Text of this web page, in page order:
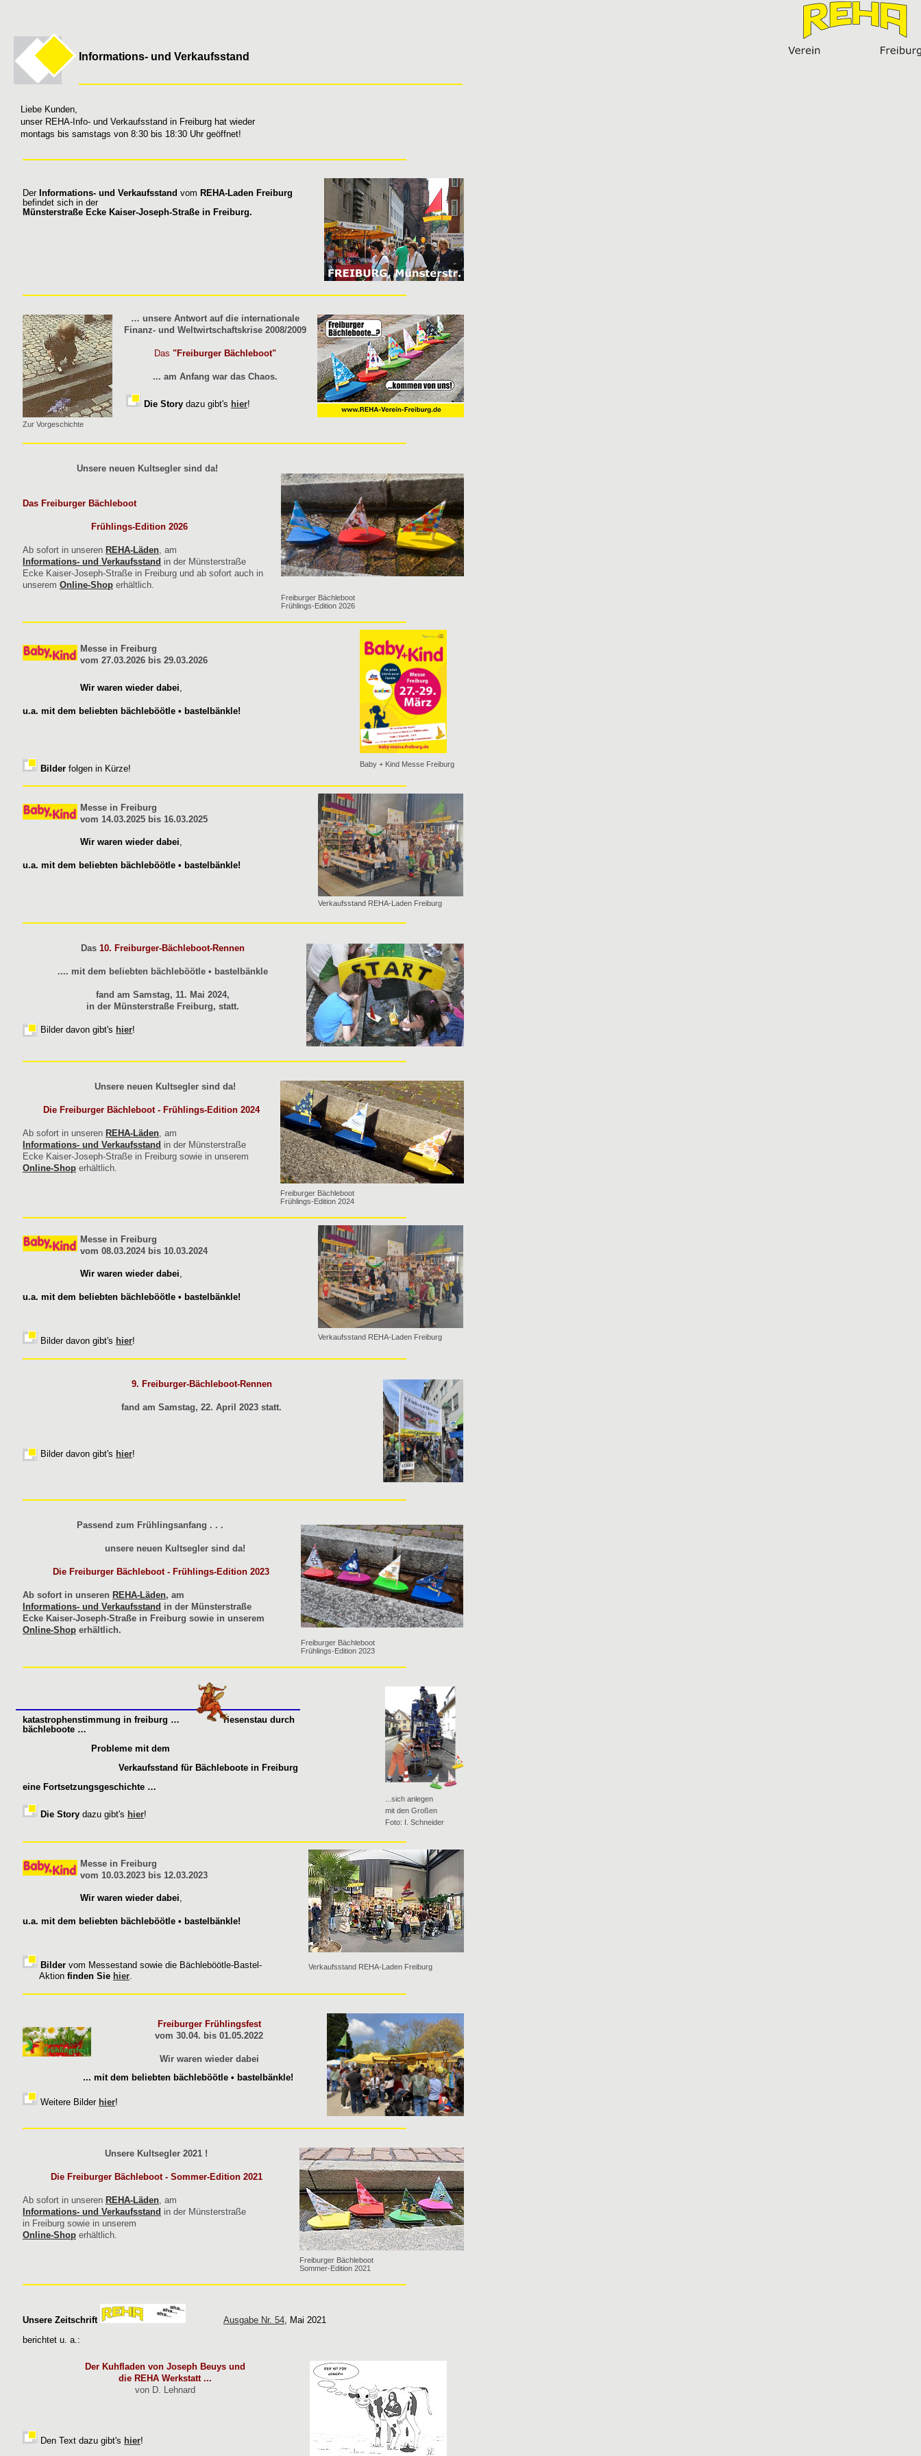
Informations- und Verkaufsstand
Liebe Kunden,
unser REHA-Info- und Verkaufsstand in Freiburg hat wieder
montags bis samstags von 8:30 bis 18:30 Uhr geöffnet!
Der Informations- und Verkaufsstand vom REHA-Laden Freiburg
befindet sich in der
Münsterstraße Ecke Kaiser-Joseph-Straße in Freiburg.
… unsere Antwort auf die internationale
Finanz- und Weltwirtschaftskrise 2008/2009
Das "Freiburger Bächleboot"
... am Anfang war das Chaos.
Die Story dazu gibt's hier!
Zur Vorgeschichte
Unsere neuen Kultsegler sind da!
Das Freiburger Bächleboot
Frühlings-Edition 2026
Ab sofort in unseren REHA-Läden, am
Informations- und Verkaufsstand in der Münsterstraße
Ecke Kaiser-Joseph-Straße in Freiburg und ab sofort auch in
unserem Online-Shop erhältlich.
Freiburger Bächleboot
Frühlings-Edition 2026
Messe in Freiburg
vom 27.03.2026 bis 29.03.2026
Wir waren wieder dabei,
u.a. mit dem beliebten bächleböötle • bastelbänkle!
Bilder folgen in Kürze! Baby + Kind Messe Freiburg
Messe in Freiburg
vom 14.03.2025 bis 16.03.2025
Wir waren wieder dabei,
u.a. mit dem beliebten bächleböötle • bastelbänkle!
Verkaufsstand REHA-Laden Freiburg
Das 10. Freiburger-Bächleboot-Rennen
.... mit dem beliebten bächleböötle • bastelbänkle
fand am Samstag, 11. Mai 2024,
in der Münsterstraße Freiburg, statt.
Bilder davon gibt's hier!
Unsere neuen Kultsegler sind da!
Die Freiburger Bächleboot - Frühlings-Edition 2024
Ab sofort in unseren REHA-Läden, am
Informations- und Verkaufsstand in der Münsterstraße
Ecke Kaiser-Joseph-Straße in Freiburg sowie in unserem
Online-Shop erhältlich.
Freiburger Bächleboot
Frühlings-Edition 2024
Messe in Freiburg
vom 08.03.2024 bis 10.03.2024
Wir waren wieder dabei,
u.a. mit dem beliebten bächleböötle • bastelbänkle!
Bilder davon gibt's hier! Verkaufsstand REHA-Laden Freiburg
9. Freiburger-Bächleboot-Rennen
fand am Samstag, 22. April 2023 statt.
Bilder davon gibt's hier!
Passend zum Frühlingsanfang . . .
unsere neuen Kultsegler sind da!
Die Freiburger Bächleboot - Frühlings-Edition 2023
Ab sofort in unseren REHA-Läden, am
Informations- und Verkaufsstand in der Münsterstraße
Ecke Kaiser-Joseph-Straße in Freiburg sowie in unserem
Online-Shop erhältlich.
Freiburger Bächleboot
Frühlings-Edition 2023
katastrophenstimmung in freiburg … riesenstau durch
bächleboote …
Probleme mit dem
Verkaufsstand für Bächleboote in Freiburg
eine Fortsetzungsgeschichte …
Die Story dazu gibt's hier!
...sich anlegen
mit den Großen
Foto: I. Schneider
Messe in Freiburg
vom 10.03.2023 bis 12.03.2023
Wir waren wieder dabei,
u.a. mit dem beliebten bächleböötle • bastelbänkle!
Bilder vom Messestand sowie die Bächleböötle-Bastel-
Aktion finden Sie hier.
Verkaufsstand REHA-Laden Freiburg
Freiburger Frühlingsfest
vom 30.04. bis 01.05.2022
Wir waren wieder dabei
... mit dem beliebten bächleböötle • bastelbänkle!
Weitere Bilder hier!
Unsere Kultsegler 2021 !
Die Freiburger Bächleboot - Sommer-Edition 2021
Ab sofort in unseren REHA-Läden, am
Informations- und Verkaufsstand in der Münsterstraße
in Freiburg sowie in unserem
Online-Shop erhältlich.
Freiburger Bächleboot
Sommer-Edition 2021
Unsere Zeitschrift Ausgabe Nr. 54 , Mai 2021
berichtet u. a.:
Der Kuhfladen von Joseph Beuys und
die REHA Werkstatt ...
von D. Lehnard
Den Text dazu gibt's hier!